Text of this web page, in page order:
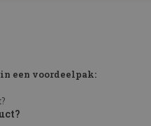
een voordeelpak: